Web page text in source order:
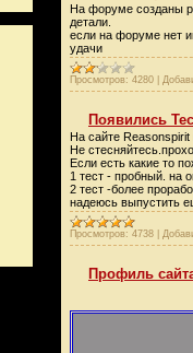
На форуме созданы
детали.
если на форуме нет
удачи
Просмотров: 4280
Появились
На сайте
Не
Если есть какие то
1 тест - пробный. на
2 тест -более
надеюсь выпустить
Просмотров: 4738
Профиль